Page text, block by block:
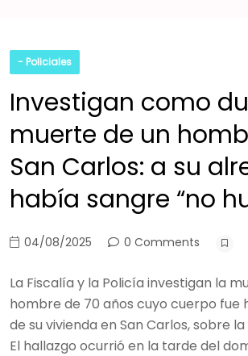
- Policiales
Investigan como
muerte de un
San Carlos: a su
había sangre “no
04/08/2025 0 Comments
La Fiscalía y la Policía investigan la
hombre de 70 años cuyo cuerpo fue
de su vivienda en San Carlos, sobre
El hallazgo ocurrió en la tarde del